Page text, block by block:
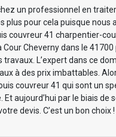
un professionnel en
plus pour cela puisque nous
couvreur 41 charpentier-
Cour Cheverny dans le
travaux. L’expert dans ce
à des prix imbattables.
couvreur 41 qui sont un
Et aujourd’hui par le biais de
devis. C’est un bon choix !